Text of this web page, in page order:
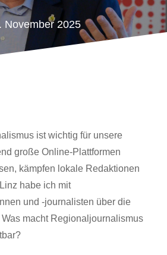
November 2025
ist wichtig für unsere
große Online-Plattformen
kämpfen lokale Redaktionen
habe ich mit
und -journalisten über die
macht Regionaljournalismus